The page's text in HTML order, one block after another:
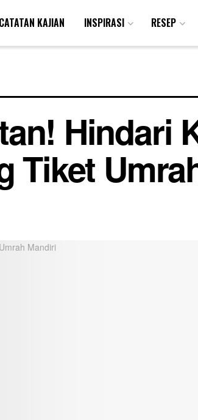
CATATAN KAJIAN INSPIRASI RESEP
Hindari
Tiket